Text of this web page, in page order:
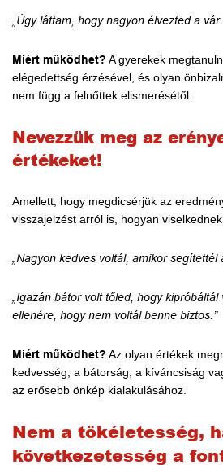
„Úgy láttam, hogy nagyon élvezted a
Miért működhet? A gyerekek
elégedettség érzésével, és olyan
nem függ a felnőttek elismerésétől.
Nevezzük meg az
értékeket!
Amellett, hogy megdicsérjük az
visszajelzést arról is, hogyan
„Nagyon kedves voltál, amikor segítettél
„Igazán bátor volt tőled, hogy kipróbáltál
ellenére, hogy nem voltál benne biztos.”
Miért működhet? Az olyan értékek
kedvesség, a bátorság, a kíváncsiság
az erősebb önkép kialakulásához.
Nem a tökéletesség,
következetesség a